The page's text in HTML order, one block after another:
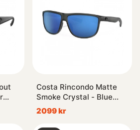
Costa Rincondo Matte
Smoke Crystal - Blue
Mirror 580P
2099 kr